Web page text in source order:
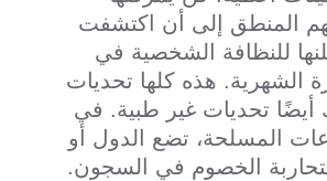
المنطق إلى أن اكتشفت
للنظافة الشخصية في
الشهرية. هذه كلها تحديات
أيضًا تحديات غير طبية. في
المسلحة، تضع الدول أو
الخصوم في السجون.